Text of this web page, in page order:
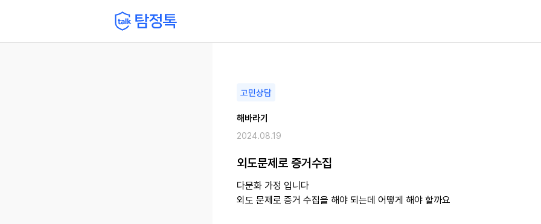
고민상담
해바라기
2024.08.19
외도문제로 증거수집
다문화 가정 입니다
외도 문제로 증거 수집을 해야 되는데 어떻게 해야 할까요